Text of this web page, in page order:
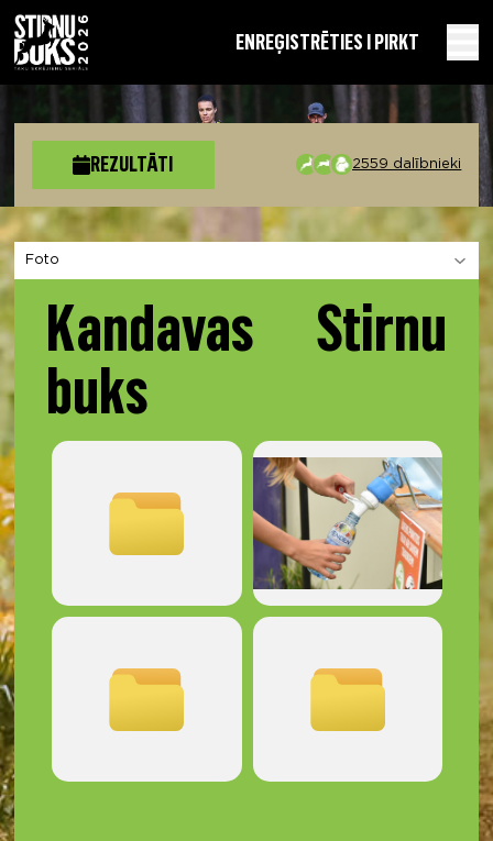
ENREĢISTRĒTIES I PIRKT
REZULTĀTI 2559 dalībnieki
Izvēlies sadaļu
Kandavas Stirnu
buks